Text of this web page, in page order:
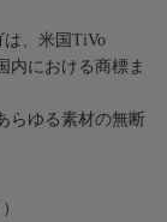
は、米国TiVo
内における商標ま
らゆる素材の無断